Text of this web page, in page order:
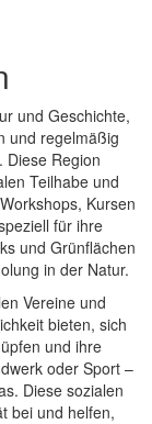
und Geschichte,
und regelmäßig
Diese Region
Teilhabe und
Kursen
für ihre
und Grünflächen
in der Natur.
Vereine und
bieten, sich
und ihre
oder Sport –
Diese sozialen
bei und helfen,